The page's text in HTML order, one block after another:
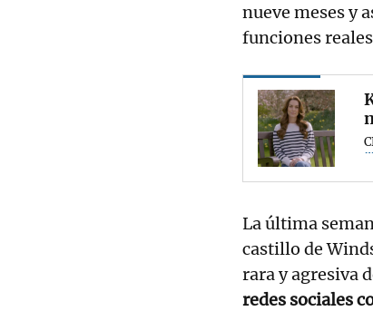
nueve meses y
funciones
La última
castillo de
rara y agresiva
redes sociales